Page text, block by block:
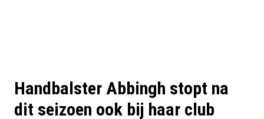
Handbalster Abbingh stopt na
dit seizoen ook bij haar club